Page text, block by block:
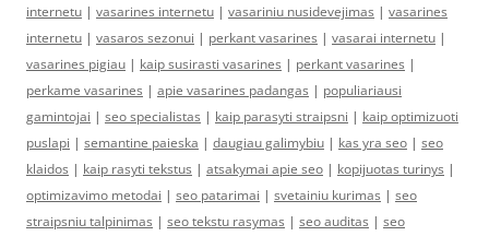
internetu | vasarines internetu | vasariniu nusidevejimas | vasarines
internetu | vasaros sezonui | perkant vasarines | vasarai internetu |
vasarines pigiau | kaip susirasti vasarines | perkant vasarines |
perkame vasarines | apie vasarines padangas | populiariausi
gamintojai | seo specialistas | kaip parasyti straipsni | kaip optimizuoti
puslapi | semantine paieska | daugiau galimybiu | kas yra seo | seo
klaidos | kaip rasyti tekstus | atsakymai apie seo | kopijuotas turinys |
optimizavimo metodai | seo patarimai | svetainiu kurimas | seo
straipsniu talpinimas | seo tekstu rasymas | seo auditas | seo